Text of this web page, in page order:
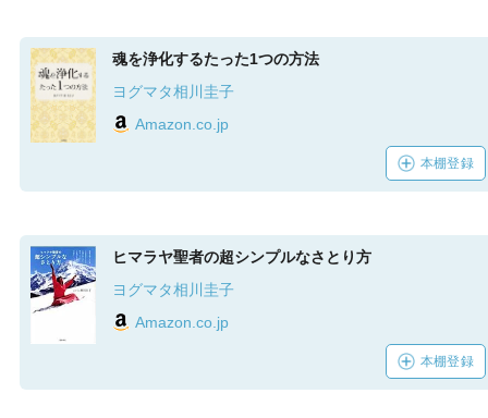
魂を浄化するたった1つの方法
ヨグマタ相川圭子
Amazon.co.jp
本棚登録
ヒマラヤ聖者の超シンプルなさとり方
ヨグマタ相川圭子
Amazon.co.jp
本棚登録